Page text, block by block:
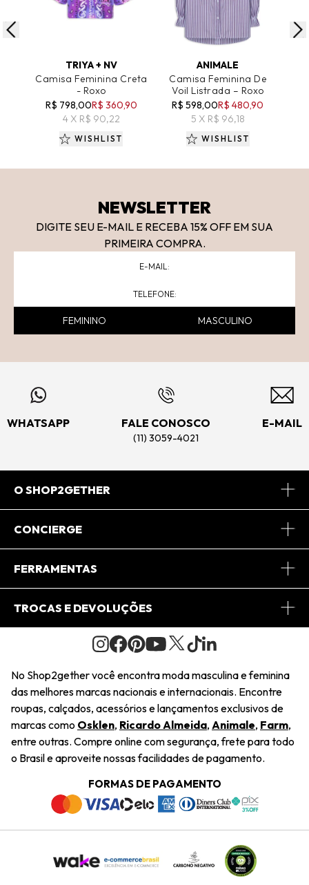
TRIYA + NV
Camisa Feminina Creta
- Roxo
R$ 798,00R$ 360,90
4 X R$ 90,22
WISHLIST
ADICIONAR AO CARRINHO
ANIMALE
Camisa Feminina De
Voil Listrada – Roxo
R$ 598,00R$ 480,90
5 X R$ 96,18
WISHLIST
NEWSLETTER
DIGITE SEU E-MAIL E RECEBA 15% OFF EM SUA
PRIMEIRA COMPRA.
FEMININO MASCULINO
WHATSAPP FALE CONOSCO
(11) 3059-4021
E-MAIL
O SHOP2GETHER
Sobre Nós
Journal
Saiu na Mídia
Sustentabilidade
Navegando
Termos e Condições
Trabalhe Conosco
CONCIERGE
Central de Relacionamento
Regulamento e Promoções
FERRAMENTAS
Minha Conta
Pedido de Presente
Wishlist
TROCAS E DEVOLUÇÕES
Condições Gerais
Troca Fácil
Restituição de Pagamento
Dúvidas Frequentes
Termos e Condições
Política de Privacidade
No Shop2gether você encontra moda masculina e feminina
das melhores marcas nacionais e internacionais. Encontre
roupas, calçados, acessórios e lançamentos exclusivos de
marcas como Osklen, Ricardo Almeida, Animale, Farm,
entre outras. Compre online com segurança, frete para todo
o Brasil e aproveite nossas facilidades de pagamento.
FORMAS DE PAGAMENTO